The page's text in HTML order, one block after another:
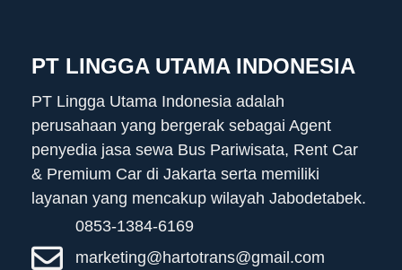
PT LINGGA UTAMA INDONESIA
PT Lingga Utama Indonesia adalah
perusahaan yang bergerak sebagai Agent
penyedia jasa sewa Bus Pariwisata, Rent Car
& Premium Car di Jakarta serta memiliki
layanan yang mencakup wilayah Jabodetabek.
0853-1384-6169
marketing@hartotrans@gmail.com